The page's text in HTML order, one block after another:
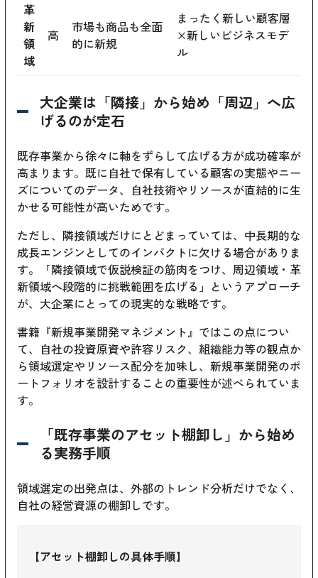
革
新
領
域
高
市場も商品も全面
的に新規
まったく新しい顧客層
×新しいビジネスモデ
ル
大企業は「隣接」から始め「周辺」へ広
げるのが定石
既存事業から徐々に軸をずらして広げる方が成功確率が
高まります。既に自社で保有している顧客の実態やニー
ズについてのデータ、自社技術やリソースが直結的に生
かせる可能性が高いためです。
ただし、隣接領域だけにとどまっていては、中長期的な
成長エンジンとしてのインパクトに欠ける場合がありま
す。「隣接領域で仮説検証の筋肉をつけ、周辺領域・革
新領域へ段階的に挑戦範囲を広げる」というアプローチ
が、大企業にとっての現実的な戦略です。
書籍『新規事業開発マネジメント』ではこの点につい
て、自社の投資原資や許容リスク、組織能力等の観点か
ら領域選定やリソース配分を加味し、新規事業開発のポ
ートフォリオを設計することの重要性が述べられていま
す。
「既存事業のアセット棚卸し」から始め
る実務手順
領域選定の出発点は、外部のトレンド分析だけでなく、
自社の経営資源の棚卸しです。
【アセット棚卸しの具体手順】